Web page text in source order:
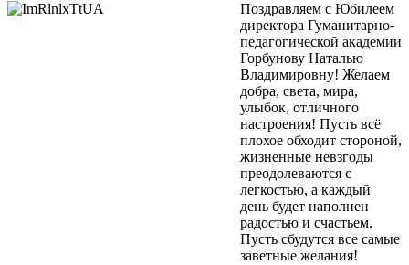
Поздравляем с Юбилеем
директора Гуманитарно-
педагогической академии
Горбунову Наталью
Владимировну! Желаем
добра, света, мира,
улыбок, отличного
настроения! Пусть всё
плохое обходит стороной,
жизненные невзгоды
преодолеваются с
легкостью, а каждый
день будет наполнен
радостью и счастьем.
Пусть сбудутся все самые
заветные желания!